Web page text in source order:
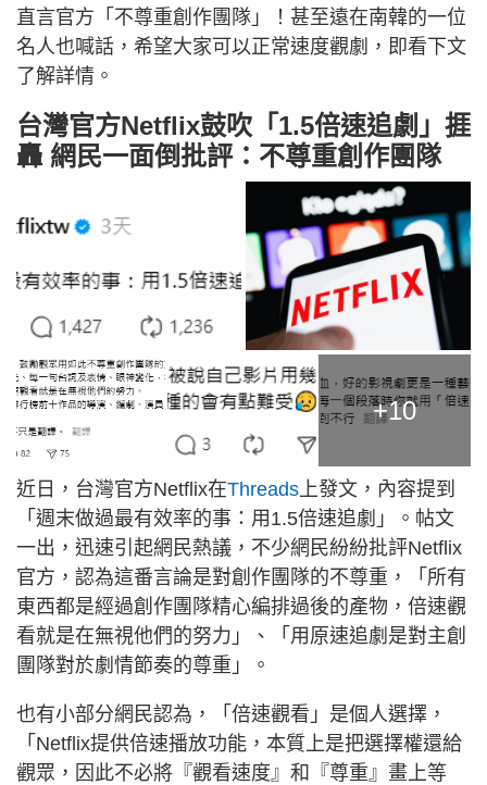
直言官方「不尊重創作團隊」！甚至遠在南韓的一位
名人也喊話，希望大家可以正常速度觀劇，即看下文
了解詳情。
台灣官方Netflix鼓吹「1.5倍速追劇」捱
轟 網民一面倒批評：不尊重創作團隊
+10
近日，台灣官方Netflix在Threads 上發文，內容提到
「週末做過最有效率的事：用1.5倍速追劇」。帖文
一出，迅速引起網民熱議，不少網民紛紛批評Netflix
官方，認為這番言論是對創作團隊的不尊重，「所有
東西都是經過創作團隊精心編排過後的產物，倍速觀
看就是在無視他們的努力」、「用原速追劇是對主創
團隊對於劇情節奏的尊重」。
也有小部分網民認為，「倍速觀看」是個人選擇，
「Netflix提供倍速播放功能，本質上是把選擇權還給
觀眾，因此不必將『觀看速度』和『尊重』畫上等